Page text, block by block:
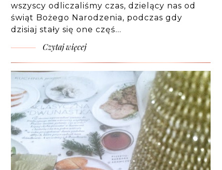
wszyscy odliczaliśmy czas, dzielący nas od
świąt Bożego Narodzenia, podczas gdy
dzisiaj stały się one częś…
Czytaj więcej